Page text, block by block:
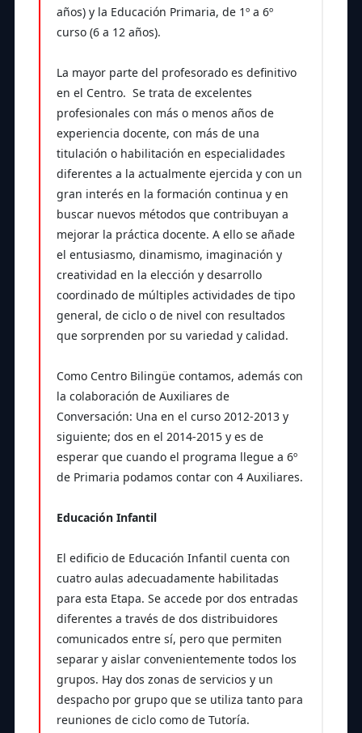
años) y la Educación Primaria, de 1º a 6º
curso (6 a 12 años).
La mayor parte del profesorado es definitivo
en el Centro. Se trata de excelentes
profesionales con más o menos años de
experiencia docente, con más de una
titulación o habilitación en especialidades
diferentes a la actualmente ejercida y con un
gran interés en la formación continua y en
buscar nuevos métodos que contribuyan a
mejorar la práctica docente. A ello se añade
el entusiasmo, dinamismo, imaginación y
creatividad en la elección y desarrollo
coordinado de múltiples actividades de tipo
general, de ciclo o de nivel con resultados
que sorprenden por su variedad y calidad.
Como Centro Bilingüe contamos, además con
la colaboración de Auxiliares de
Conversación: Una en el curso 2012-2013 y
siguiente; dos en el 2014-2015 y es de
esperar que cuando el programa llegue a 6º
de Primaria podamos contar con 4 Auxiliares.
Educación Infantil
El edificio de Educación Infantil cuenta con
cuatro aulas adecuadamente habilitadas
para esta Etapa. Se accede por dos entradas
diferentes a través de dos distribuidores
comunicados entre sí, pero que permiten
separar y aislar convenientemente todos los
grupos. Hay dos zonas de servicios y un
despacho por grupo que se utiliza tanto para
reuniones de ciclo como de Tutoría.